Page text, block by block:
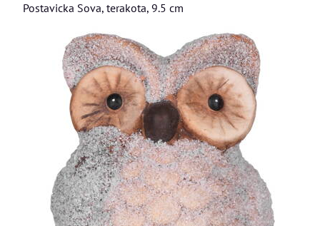
Postavicka Sova, terakota, 9.5 cm